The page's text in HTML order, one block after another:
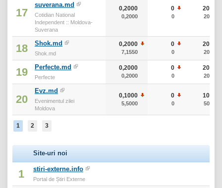
17
suverana.md
Cotidian National
Independent :: Moldova-
Suverana
0,2000
0,2000
0
0
20
20
18 Shok.md
Shok.md
0,2000
7,1550
0
0
20
20
19 Perfecte.md
Perfecte
0,2000
0,2000
0
0
20
20
20
Evz.md
Evenimentul zilei
Moldova
0,1000
5,5000
0
0
10
50
1 2 3
Site-uri noi
1 stiri-externe.info
Portal de Știri Externe